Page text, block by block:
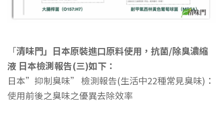
「清味門」日本原裝進口原料使用，抗菌/除臭濃縮
液 日本檢測報告(三)如下：
日本”抑制臭味” 檢測報告(生活中22種常見臭味)：
使用前後之臭味之優異去除效率